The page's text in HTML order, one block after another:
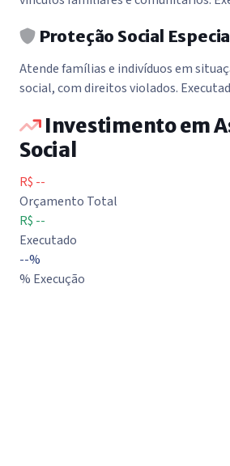
Proteção Social
Atende famílias e indivíduos em
social, com direitos violados.
Investimento em
Social
R$ --
Orçamento Total
R$ --
Executado
--%
% Execução